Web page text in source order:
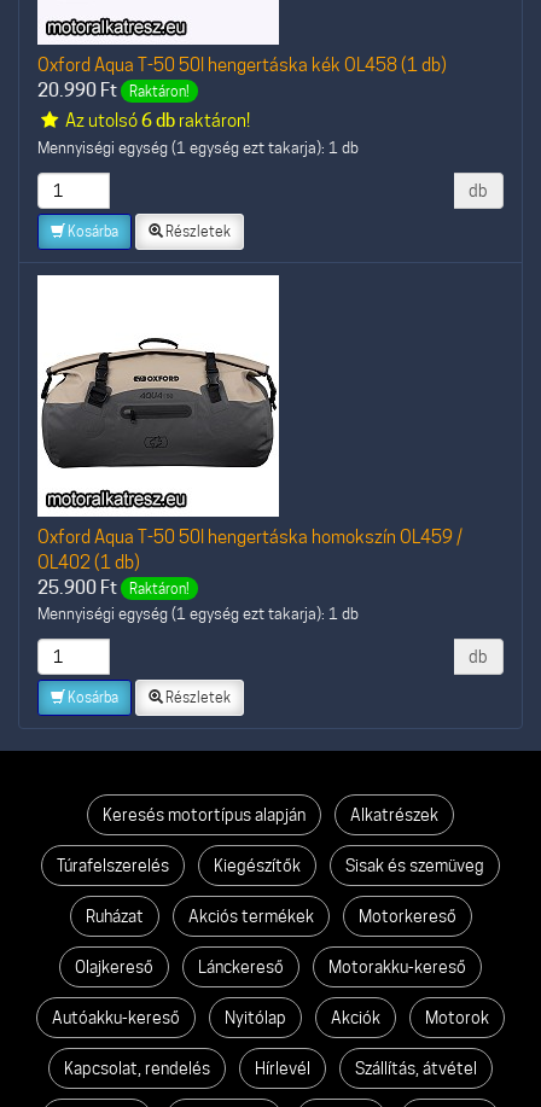
Oxford Aqua T-50 50l hengertáska kék OL458 (1 db)
20.990 Ft Raktáron!
Az utolsó6 dbraktáron!
Mennyiségi egység (1 egység ezt takarja): 1 db
db
Kosárba Részletek
Oxford Aqua T-50 50l hengertáska homokszín OL459 /
OL402 (1 db)
25.900 Ft Raktáron!
Mennyiségi egység (1 egység ezt takarja): 1 db
db
Kosárba Részletek
Keresés motortípus alapján Alkatrészek
Túrafelszerelés Kiegészítők Sisak és szemüveg
Ruházat Akciós termékek Motorkereső
Olajkereső Lánckereső Motorakku-kereső
Autóakku-kereső Nyitólap Akciók Motorok
Kapcsolat, rendelés Hírlevél Szállítás, átvétel